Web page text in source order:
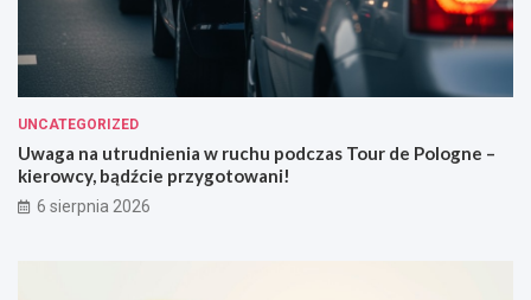
UNCATEGORIZED
Uwaga na utrudnienia w ruchu podczas Tour de Pologne –
kierowcy, bądźcie przygotowani!
6 sierpnia 2026